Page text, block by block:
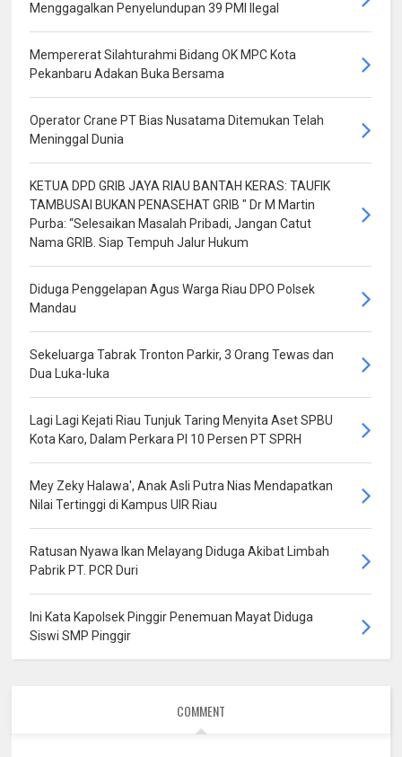
Menggagalkan Penyelundupan 39 PMI Ilegal
Mempererat Silahturahmi Bidang OK MPC Kota
Pekanbaru Adakan Buka Bersama
Operator Crane PT Bias Nusatama Ditemukan Telah
Meninggal Dunia
KETUA DPD GRIB JAYA RIAU BANTAH KERAS: TAUFIK
TAMBUSAI BUKAN PENASEHAT GRIB " Dr M Martin
Purba: “Selesaikan Masalah Pribadi, Jangan Catut
Nama GRIB. Siap Tempuh Jalur Hukum
Diduga Penggelapan Agus Warga Riau DPO Polsek
Mandau
Sekeluarga Tabrak Tronton Parkir, 3 Orang Tewas dan
Dua Luka-luka
Lagi Lagi Kejati Riau Tunjuk Taring Menyita Aset SPBU
Kota Karo, Dalam Perkara PI 10 Persen PT SPRH
Mey Zeky Halawa', Anak Asli Putra Nias Mendapatkan
Nilai Tertinggi di Kampus UIR Riau
Ratusan Nyawa Ikan Melayang Diduga Akibat Limbah
Pabrik PT. PCR Duri
Ini Kata Kapolsek Pinggir Penemuan Mayat Diduga
Siswi SMP Pinggir
COMMENT